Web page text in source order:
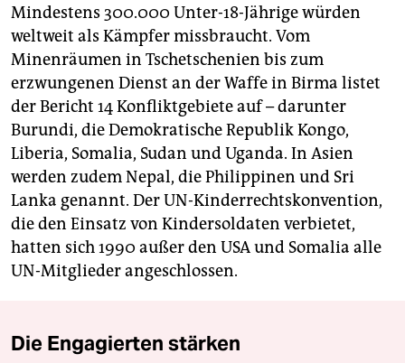
berlin
nord
wahrheit
verlag
verlag
veranstaltungen
shop
fragen & hilfe
abo
Mindestens 300.000 Unter-18-Jährige würden
weltweit als Kämpfer missbraucht. Vom
Minenräumen in Tschetschenien bis zum
erzwungenen Dienst an der Waffe in Birma listet
der Bericht 14 Konfliktgebiete auf – darunter
Burundi, die Demokratische Republik Kongo,
Liberia, Somalia, Sudan und Uganda. In Asien
werden zudem Nepal, die Philippinen und Sri
Lanka genannt. Der UN-Kinderrechtskonvention,
die den Einsatz von Kindersoldaten verbietet,
hatten sich 1990 außer den USA und Somalia alle
UN-Mitglieder angeschlossen.
Die Engagierten stärken